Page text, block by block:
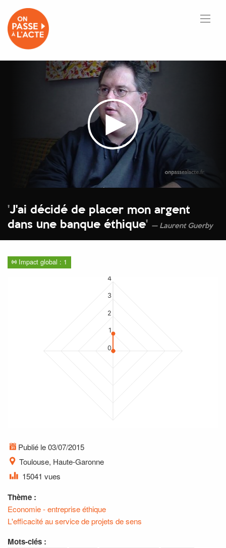
'J'ai décidé de placer mon argent
dans une banque éthique' Laurent Guerby
Impact global : 1
0
1
2
3
4
Publié le 03/07/2015
Toulouse, Haute-Garonne
15041 vues
Thème :
Economie - entreprise éthique
L'efficacité au service de projets de sens
Mots-clés :